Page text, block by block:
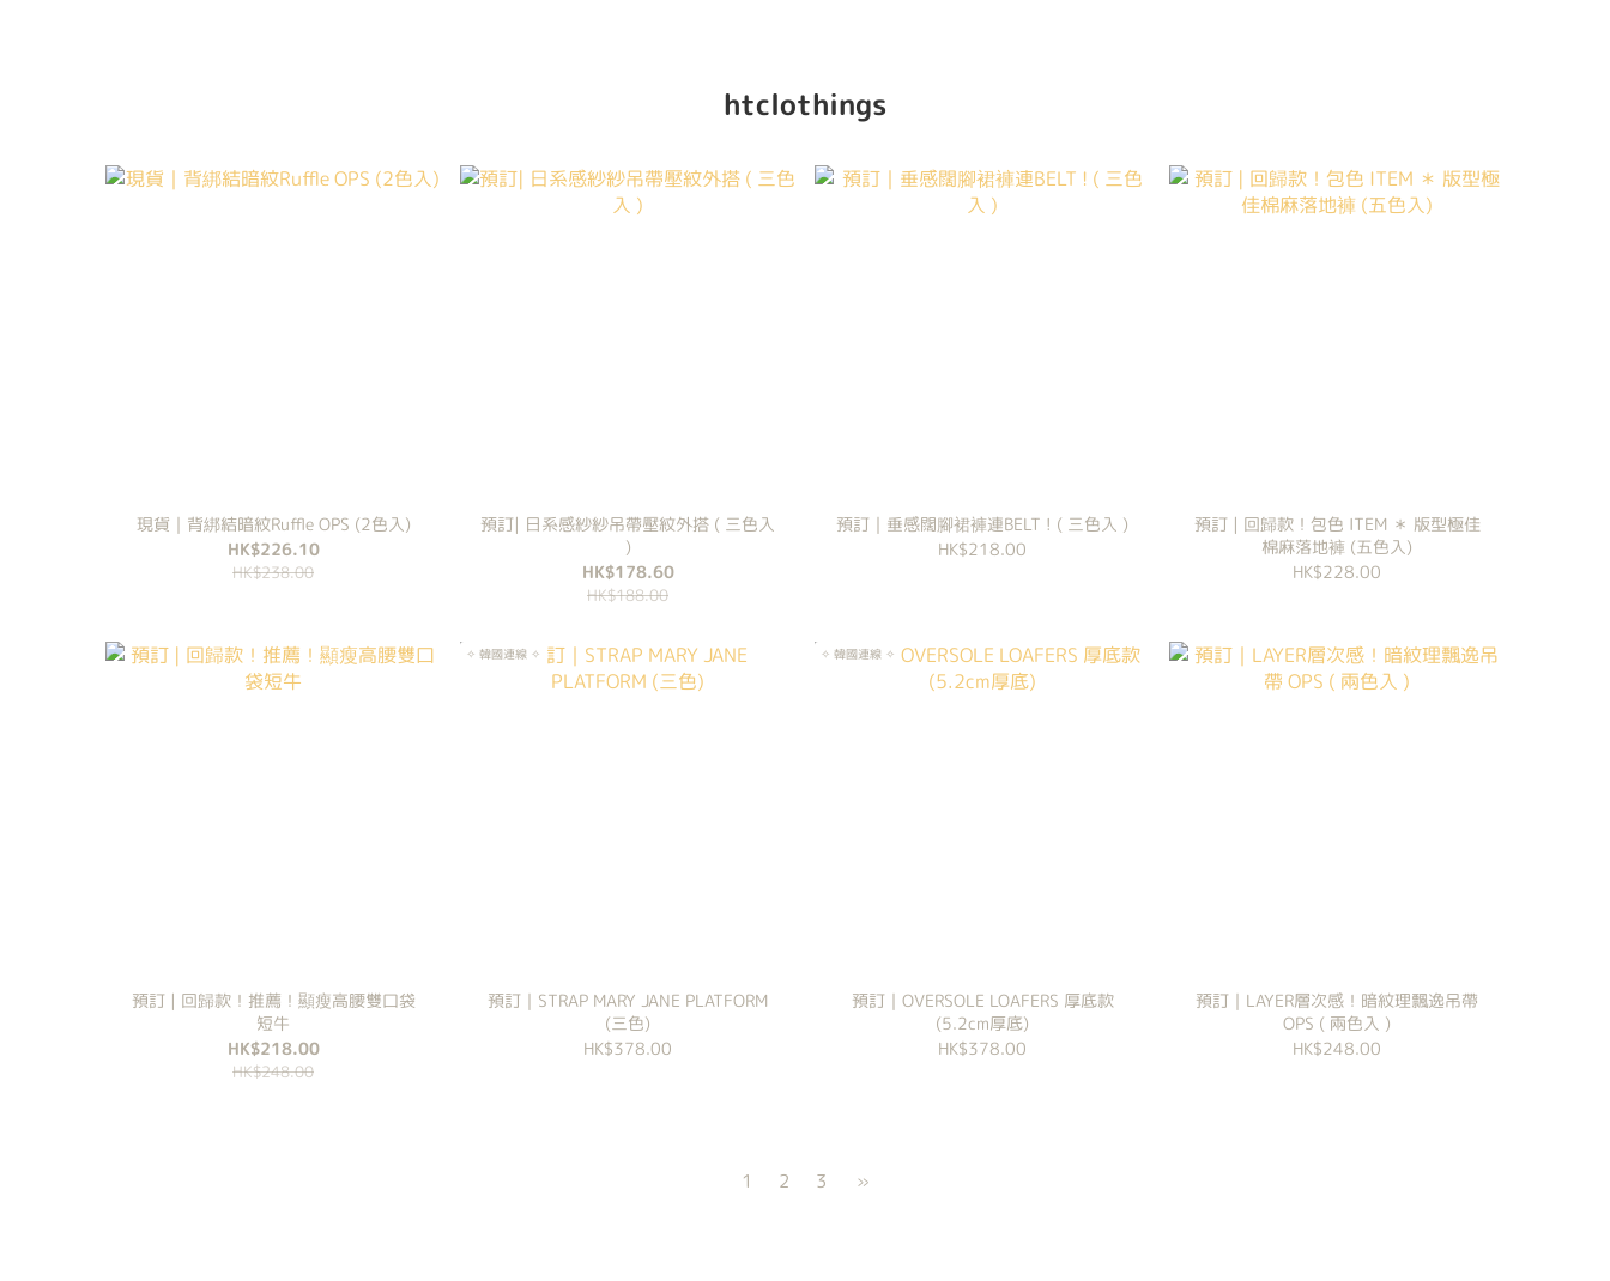
htclothings
現貨｜背綁結暗紋Ruffle OPS (2色入)
HK$226.10
HK$238.00
預訂| 日系感紗紗吊帶壓紋外搭 ( 三色入
)
HK$178.60
HK$188.00
預訂｜垂感闊腳裙褲連BELT ! ( 三色入 )
HK$218.00
預訂 | 回歸款！包色 ITEM ＊ 版型極佳
棉麻落地褲 (五色入)
HK$228.00
預訂 | 回歸款！推薦！顯瘦高腰雙口袋
短牛
HK$218.00
HK$248.00
✧ 韓國連線 ✧
預訂｜STRAP MARY JANE PLATFORM
(三色)
HK$378.00
✧ 韓國連線 ✧
預訂｜OVERSOLE LOAFERS 厚底款
(5.2cm厚底)
HK$378.00
預訂｜LAYER層次感！暗紋理飄逸吊帶
OPS ( 兩色入 )
HK$248.00
1 2 3 »